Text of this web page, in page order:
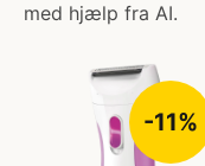
med hjælp fra AI.
-11%